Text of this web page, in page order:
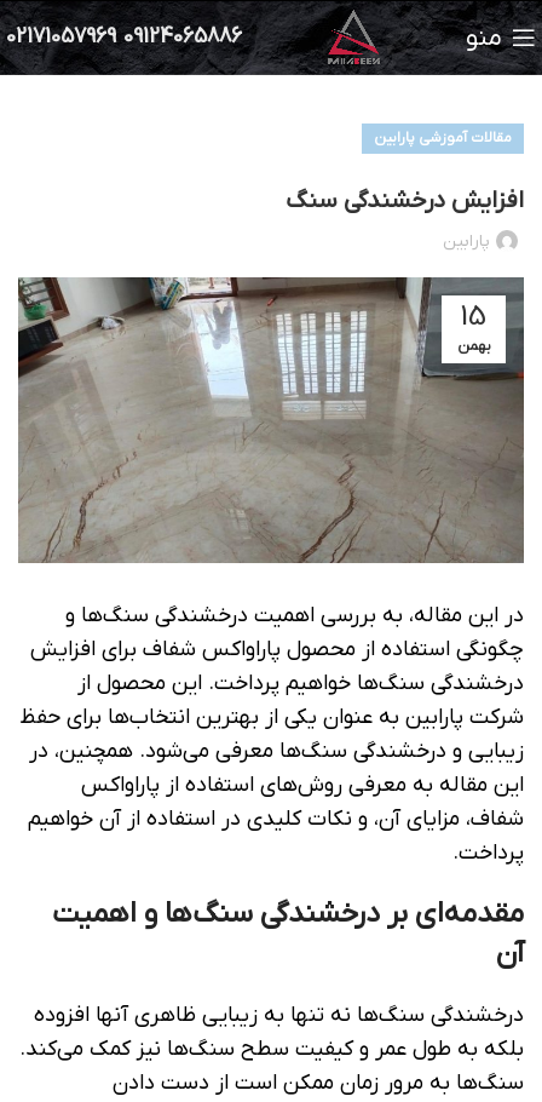
منو 09124065886
02171057969
مقالات آموزشی پارابین
افزایش درخشندگی سنگ
پارابین
15
بهمن
در این مقاله، به بررسی اهمیت درخشندگی سنگ‌ها و
چگونگی استفاده از محصول پاراواکس شفاف برای افزایش
درخشندگی سنگ‌ها خواهیم پرداخت. این محصول از
شرکت پارابین به عنوان یکی از بهترین انتخاب‌ها برای حفظ
زیبایی و درخشندگی سنگ‌ها معرفی می‌شود. همچنین، در
این مقاله به معرفی روش‌های استفاده از پاراواکس
شفاف، مزایای آن، و نکات کلیدی در استفاده از آن خواهیم
پرداخت.
مقدمه‌ای بر درخشندگی سنگ‌ها و اهمیت
آن
درخشندگی سنگ‌ها نه تنها به زیبایی ظاهری آنها افزوده
بلکه به طول عمر و کیفیت سطح سنگ‌ها نیز کمک می‌کند.
سنگ‌ها به مرور زمان ممکن است از دست دادن